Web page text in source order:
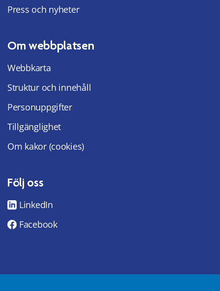
Press och nyheter
Om webbplatsen
Webbkarta
Struktur och innehåll
Personuppgifter
Tillgänglighet
Om kakor (cookies)
Följ oss
LinkedIn
Facebook